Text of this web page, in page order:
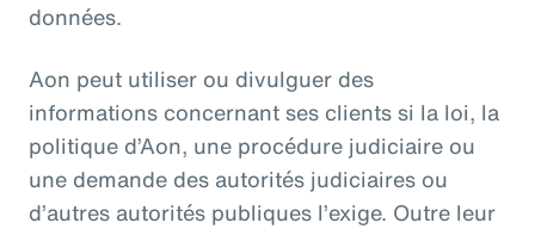
données.
Aon peut utiliser ou divulguer des
informations concernant ses clients si la loi, la
politique d’Aon, une procédure judiciaire ou
une demande des autorités judiciaires ou
d’autres autorités publiques l’exige. Outre leur